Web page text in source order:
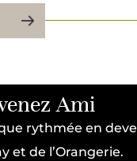
Ami
rythmée en
et de l’Orangerie.